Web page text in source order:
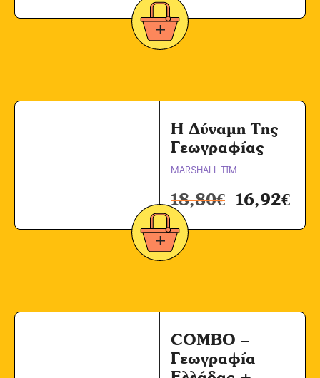
Η Δύναμη Της
Γεωγραφίας
MARSHALL TIM
18,80€ 16,92€
COMBO –
Γεωγραφία